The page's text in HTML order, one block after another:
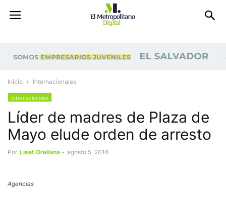
Inicio Internacionales
Internacionales
Líder de madres de Plaza de
Mayo elude orden de arresto
Por Liset Orellana - agosto 5, 2016
Agencias